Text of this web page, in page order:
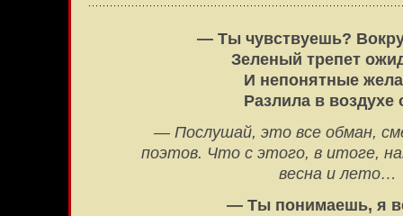
— Ты чувствуешь?
Зеленый трепет
И непонятные
Разлила в воздухе
— Послушай, это все обман,
поэтов. Что с этого, в итоге,
весна и лето…
— Ты понимаешь, я